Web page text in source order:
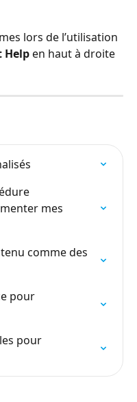
lors de l’utilisation
Help en haut à droite
mes
comme des
pour
pour